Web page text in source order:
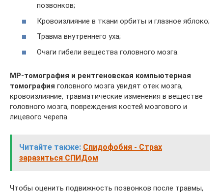
позвонков;
Кровоизлияние в ткани орбиты и глазное яблоко;
Травма внутреннего уха;
Очаги гибели вещества головного мозга.
МР-томография и рентгеновская компьютерная
томография головного мозга увидят отек мозга,
кровоизлияние, травматические изменения в веществе
головного мозга, повреждения костей мозгового и
лицевого черепа.
Читайте также: Спидофобия - Страх
заразиться СПИДом
Чтобы оценить подвижность позвонков после травмы,